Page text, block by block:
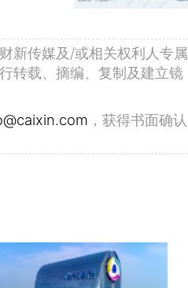
新传媒及/或相关权利人专属
转载、摘编、复制及建立镜
，获得书面确认